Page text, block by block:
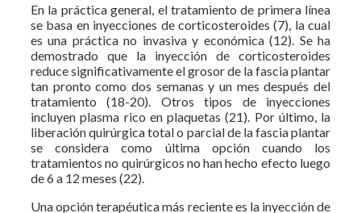
En la práctica general, el tratamiento de primera línea
se basa en inyecciones de corticosteroides (7), la cual
es una práctica no invasiva y económica (12). Se ha
demostrado que la inyección de corticosteroides
reduce significativamente el grosor de la fascia plantar
tan pronto como dos semanas y un mes después del
tratamiento (18-20). Otros tipos de inyecciones
incluyen plasma rico en plaquetas (21). Por último, la
liberación quirúrgica total o parcial de la fascia plantar
se considera como última opción cuando los
tratamientos no quirúrgicos no han hecho efecto luego
de 6 a 12 meses (22).
Una opción terapéutica más reciente es la inyección de